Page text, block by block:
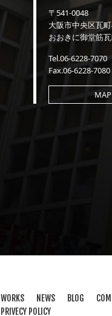
〒541-0048
大阪市中央区瓦
おおきに御堂筋
Tel.06-6228-7070
Fax.06-6228-7080
MAP
WORKS NEWS BLOG
PRIVECY POLICY